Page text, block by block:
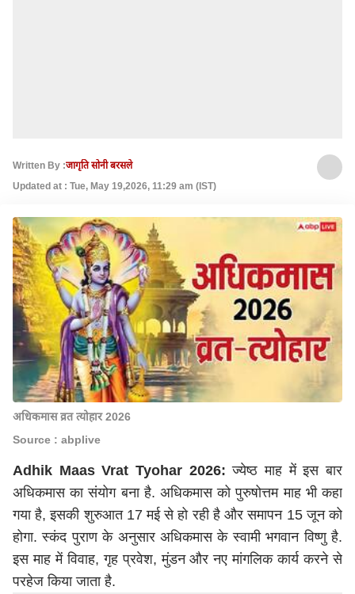
Written By :जागृति सोनी बरसले
Updated at : Tue, May 19,2026, 11:29 am (IST)
अधिकमास व्रत त्योहार 2026
Source : abplive
Adhik Maas Vrat Tyohar 2026: ज्येष्ठ माह में इस बार
अधिकमास का संयोग बना है. अधिकमास को पुरुषोत्तम माह भी कहा
गया है, इसकी शुरुआत 17 मई से हो रही है और समापन 15 जून को
होगा. स्कंद पुराण के अनुसार अधिकमास के स्वामी भगवान विष्णु है.
इस माह में विवाह, गृह प्रवेश, मुंडन और नए मांगलिक कार्य करने से
परहेज किया जाता है.